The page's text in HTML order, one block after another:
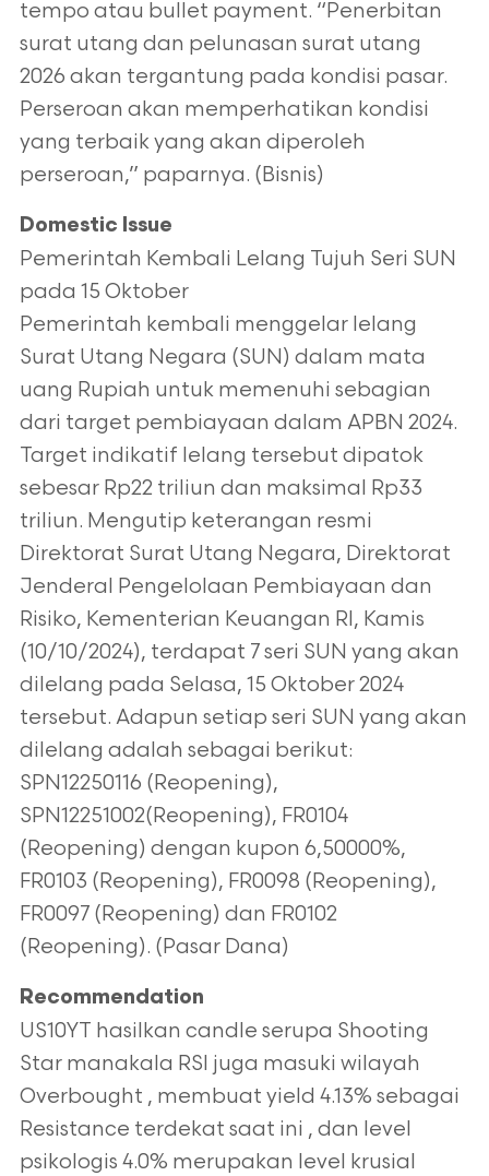
tempo atau bullet payment. “Penerbitan
surat utang dan pelunasan surat utang
2026 akan tergantung pada kondisi pasar.
Perseroan akan memperhatikan kondisi
yang terbaik yang akan diperoleh
perseroan,” paparnya. (Bisnis)
Domestic Issue
Pemerintah Kembali Lelang Tujuh Seri SUN
pada 15 Oktober
Pemerintah kembali menggelar lelang
Surat Utang Negara (SUN) dalam mata
uang Rupiah untuk memenuhi sebagian
dari target pembiayaan dalam APBN 2024.
Target indikatif lelang tersebut dipatok
sebesar Rp22 triliun dan maksimal Rp33
triliun. Mengutip keterangan resmi
Direktorat Surat Utang Negara, Direktorat
Jenderal Pengelolaan Pembiayaan dan
Risiko, Kementerian Keuangan RI, Kamis
(10/10/2024), terdapat 7 seri SUN yang akan
dilelang pada Selasa, 15 Oktober 2024
tersebut. Adapun setiap seri SUN yang akan
dilelang adalah sebagai berikut:
SPN12250116 (Reopening),
SPN12251002(Reopening), FR0104
(Reopening) dengan kupon 6,50000%,
FR0103 (Reopening), FR0098 (Reopening),
FR0097 (Reopening) dan FR0102
(Reopening). (Pasar Dana)
Recommendation
US10YT hasilkan candle serupa Shooting
Star manakala RSI juga masuki wilayah
Overbought , membuat yield 4.13% sebagai
Resistance terdekat saat ini , dan level
psikologis 4.0% merupakan level krusial